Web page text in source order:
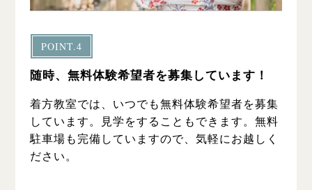
POINT.4
随時、無料体験希望者を募集しています！
着方教室では、いつでも無料体験希望者を募集
しています。見学をすることもできます。無料
駐車場も完備していますので、気軽にお越しく
ださい。